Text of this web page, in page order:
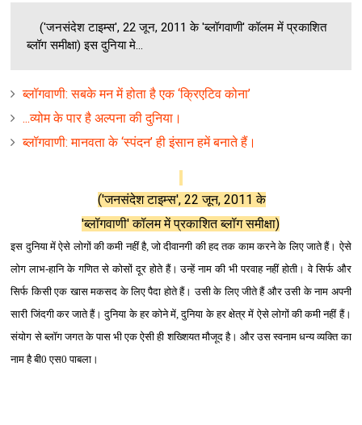
('जनसंदेश टाइम्स', 22 जून, 2011 के 'ब्लॉगवाणी' कॉलम में प्रकाशित
ब्लॉग समीक्षा) इस दुनिया मे...
ब्‍लॉगवाणी: सबके मन में होता है एक ‘क्रिएटिव कोना’
...व्‍योम के पार है अल्‍पना की दुनिया।
ब्‍लॉगवाणी: मानवता के ‘स्‍पंदन’ ही इंसान हमें बनाते हैं।
('जनसंदेश टाइम्स', 22 जून, 2011 के
'ब्लॉगवाणी' कॉलम में प्रकाशित ब्लॉग समीक्षा)
इस दुनिया में ऐसे लोगों की कमी नहीं है, जो दीवानगी की हद तक काम करने के लिए जाते हैं। ऐसे
लोग लाभ-हानि के गणित से कोसों दूर होते हैं। उन्‍हें नाम की भी परवाह नहीं होती। वे सिर्फ और
सिर्फ किसी एक खास मकसद के लिए पैदा होते हैं। उसी के लिए जीते हैं और उसी के नाम अपनी
सारी जिंदगी कर जाते हैं। दुनिया के हर कोने में, दुनिया के हर क्षेत्र में ऐसे लोगों की कमी नहीं हैं।
संयोग से ब्‍लॉग जगत के पास भी एक ऐसी ही शख्शियत मौजूद है। और उस स्‍वनाम धन्‍य व्‍यक्ति का
नाम है बी0 एस0 पाबला।